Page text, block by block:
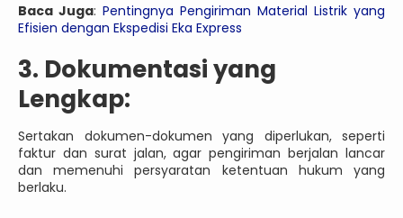
Baca Juga: Pentingnya Pengiriman Material Listrik yang
Efisien dengan Ekspedisi Eka Express
3. Dokumentasi yang
Lengkap:
Sertakan dokumen-dokumen yang diperlukan, seperti
faktur dan surat jalan, agar pengiriman berjalan lancar
dan memenuhi persyaratan ketentuan hukum yang
berlaku.